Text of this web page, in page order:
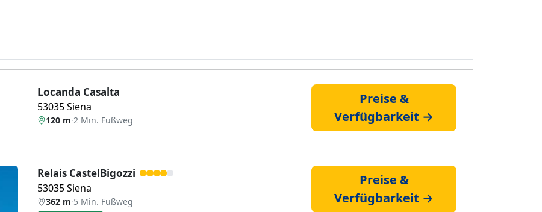
Locanda Casalta
53035 Siena
120 m·2 Min. Fußweg
Preise &
Verfügbarkeit →
Relais CastelBigozzi
53035 Siena
362 m·5 Min. Fußweg
Preise &
Verfügbarkeit →